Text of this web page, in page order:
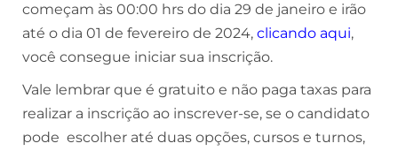
começam às 00:00 hrs do dia 29 de janeiro e irão
até o dia 01 de fevereiro de 2024, clicando aqui,
você consegue iniciar sua inscrição.
Vale lembrar que é gratuito e não paga taxas para
realizar a inscrição ao inscrever-se, se o candidato
pode escolher até duas opções, cursos e turnos,